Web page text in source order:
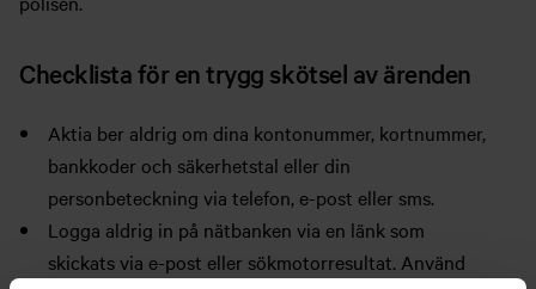
Checklista för en trygg skötsel av ärenden
Aktia ber aldrig om dina kontonummer, kortnummer,
bankkoder och säkerhetstal eller din
personbeteckning via telefon, e-post eller sms.
Logga aldrig in på nätbanken via en länk som
skickats via e-post eller sökmotorresultat. Använd